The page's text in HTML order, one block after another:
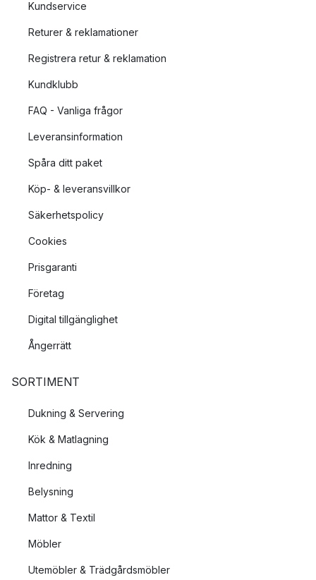
Kundservice
Returer & reklamationer
Registrera retur & reklamation
Kundklubb
FAQ - Vanliga frågor
Leveransinformation
Spåra ditt paket
Köp- & leveransvillkor
Säkerhetspolicy
Cookies
Prisgaranti
Företag
Digital tillgänglighet
Ångerrätt
SORTIMENT
Dukning & Servering
Kök & Matlagning
Inredning
Belysning
Mattor & Textil
Möbler
Utemöbler & Trädgårdsmöbler